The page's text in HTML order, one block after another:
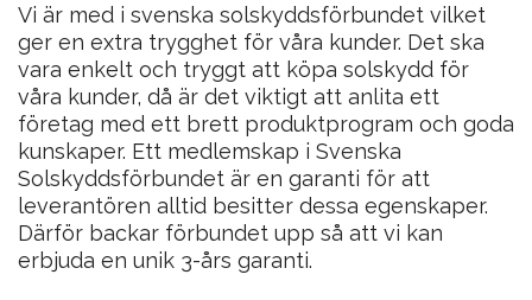
Vi är med i svenska solskyddsförbundet vilket
ger en extra trygghet för våra kunder. Det ska
vara enkelt och tryggt att köpa solskydd för
våra kunder, då är det viktigt att anlita ett
företag med ett brett produktprogram och goda
kunskaper. Ett medlemskap i Svenska
Solskyddsförbundet är en garanti för att
leverantören alltid besitter dessa egenskaper.
Därför backar förbundet upp så att vi kan
erbjuda en unik 3-års garanti.